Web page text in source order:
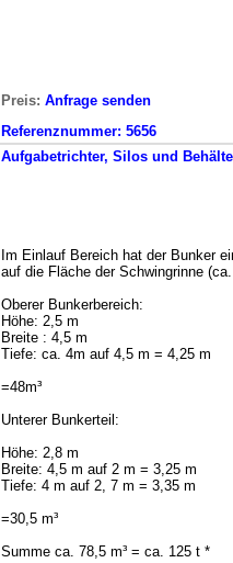
Preis: Anfrage senden
Referenznummer: 5656
Aufgabetrichter, Silos und
Im Einlauf Bereich hat der Bunker
auf die Fläche der Schwingrinne
Oberer Bunkerbereich:
Höhe: 2,5 m
Breite : 4,5 m
Tiefe: ca. 4m auf 4,5 m = 4,25 m
=48m³
Unterer Bunkerteil:
Höhe: 2,8 m
Breite: 4,5 m auf 2 m = 3,25 m
Tiefe: 4 m auf 2, 7 m = 3,35 m
=30,5 m³
Summe ca. 78,5 m³ = ca. 125 t *